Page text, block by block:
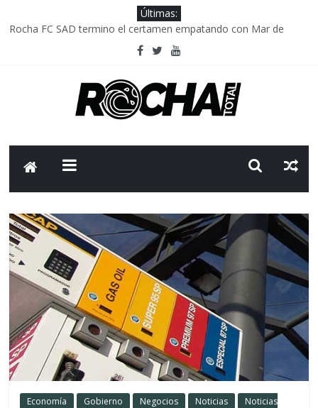
Últimas:
Rocha FC SAD termino el certamen empatando con Mar de
Delegación parlamentaria uruguaya llega a Israel; el Frente
Caso Charles Carrera: la causa que sobrevivió al paso del tiempo
Criminalidad en Uruguay: menos delitos,los homicidios son lo
Economía Gobierno Negocios Noticias
Noticias